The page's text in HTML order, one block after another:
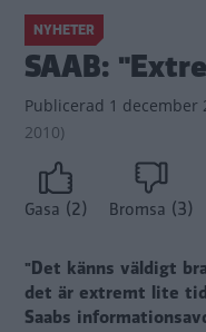
NYHETER
SAAB:
Publicerad 1 december
2010)
Gasa (2) Bromsa (3)
"Det känns väldigt
det är extremt lite
Saabs